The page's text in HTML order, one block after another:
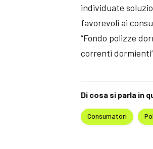
Di cosa si parla in
Consumatori
individuate
favorevoli ai
“Fondo polizze
correnti